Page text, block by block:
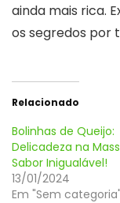
ainda mais rica.
os segredos por
Relacionado
Bolinhas de Queijo:
Delicadeza na
Sabor Inigualável!
13/01/2024
Em "Sem categoria"